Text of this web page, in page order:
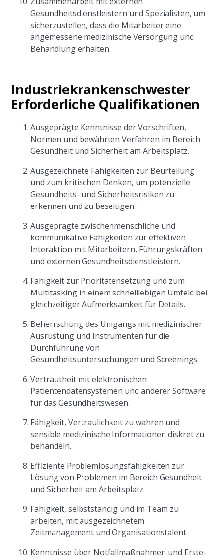
Gesundheitsdienstleistern und Spezialisten, um
sicherzustellen, dass die Mitarbeiter eine
angemessene medizinische Versorgung und
Behandlung erhalten.
Industriekrankenschwester
Erforderliche Qualifikationen
Ausgeprägte Kenntnisse der Vorschriften,
Normen und bewährten Verfahren im Bereich
Gesundheit und Sicherheit am Arbeitsplatz.
Ausgezeichnete Fähigkeiten zur Beurteilung
und zum kritischen Denken, um potenzielle
Gesundheits- und Sicherheitsrisiken zu
erkennen und zu beseitigen.
Ausgeprägte zwischenmenschliche und
kommunikative Fähigkeiten zur effektiven
Interaktion mit Mitarbeitern, Führungskräften
und externen Gesundheitsdienstleistern.
Fähigkeit zur Prioritätensetzung und zum
Multitasking in einem schnelllebigen Umfeld bei
gleichzeitiger Aufmerksamkeit für Details.
Beherrschung des Umgangs mit medizinischer
Ausrüstung und Instrumenten für die
Durchführung von
Gesundheitsuntersuchungen und Screenings.
Vertrautheit mit elektronischen
Patientendatensystemen und anderer Software
für das Gesundheitswesen.
Fähigkeit, Vertraulichkeit zu wahren und
sensible medizinische Informationen diskret zu
behandeln.
Effiziente Problemlösungsfähigkeiten zur
Lösung von Problemen im Bereich Gesundheit
und Sicherheit am Arbeitsplatz.
Fähigkeit, selbstständig und im Team zu
arbeiten, mit ausgezeichnetem
Zeitmanagement und Organisationstalent.
Kenntnisse über Notfallmaßnahmen und Erste-